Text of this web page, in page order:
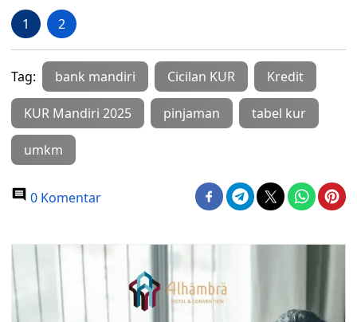
1 2
Tag: bank mandiri Cicilan KUR Kredit
KUR Mandiri 2025 pinjaman tabel kur
umkm
0 Komentar